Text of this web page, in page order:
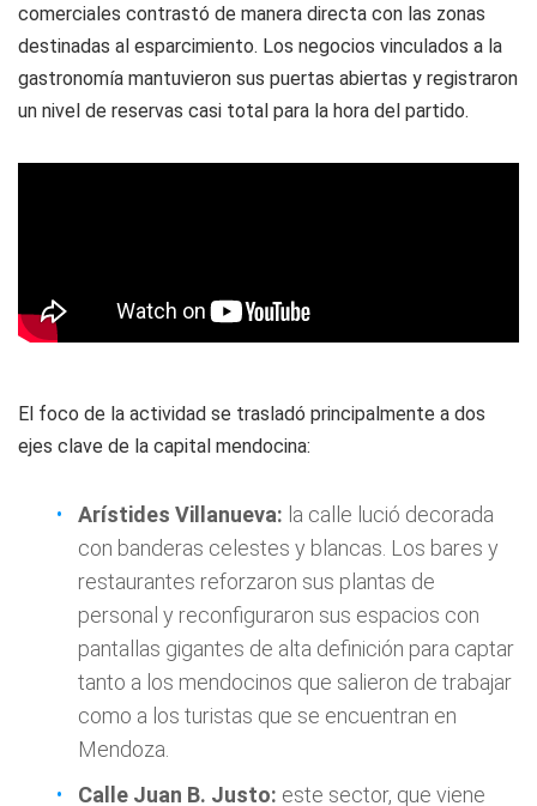
comerciales contrastó de manera directa con las zonas
destinadas al esparcimiento. Los negocios vinculados a la
gastronomía mantuvieron sus puertas abiertas y registraron
un nivel de reservas casi total para la hora del partido.
El foco de la actividad se trasladó principalmente a dos
ejes clave de la capital mendocina:
Arístides Villanueva: la calle lució decorada
con banderas celestes y blancas. Los bares y
restaurantes reforzaron sus plantas de
personal y reconfiguraron sus espacios con
pantallas gigantes de alta definición para captar
tanto a los mendocinos que salieron de trabajar
como a los turistas que se encuentran en
Mendoza.
Calle Juan B. Justo: este sector, que viene